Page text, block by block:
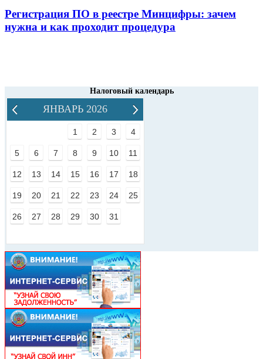
Регистрация ПО в реестре Минцифры: зачем
нужна и как проходит процедура
Налоговый календарь
ЯНВАРЬ 2026
1 2 3 4
5 6 7 8 9 10 11
12 13 14 15 16 17 18
19 20 21 22 23 24 25
26 27 28 29 30 31